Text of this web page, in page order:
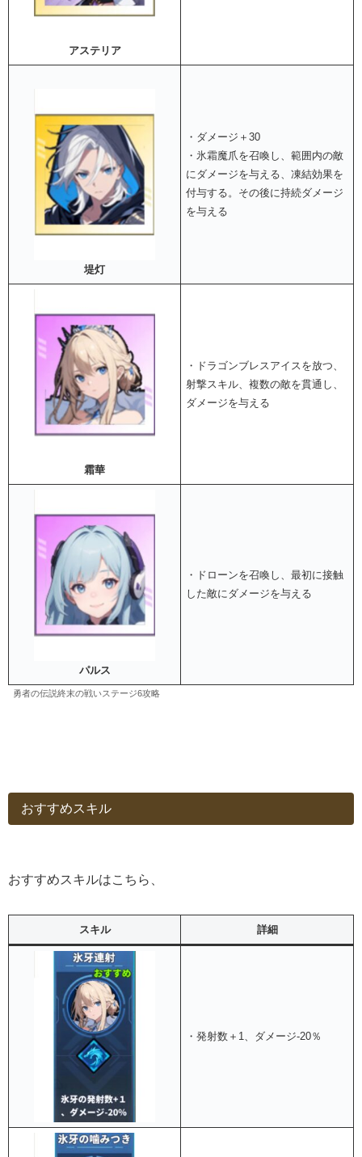
アステリア
堤灯
・ダメージ＋30
・氷霜魔爪を召喚し、範囲内の敵
にダメージを与える、凍結効果を
付与する。その後に持続ダメージ
を与える
霜華
・ドラゴンブレスアイスを放つ、
射撃スキル、複数の敵を貫通し、
ダメージを与える
パルス
・ドローンを召喚し、最初に接触
した敵にダメージを与える
勇者の伝説終末の戦いステージ6攻略
おすすめスキル
おすすめスキルはこちら、
スキル 詳細
・発射数＋1、ダメージ-20％